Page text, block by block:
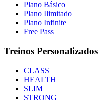
Plano Básico
Plano Ilimitado
Plano Infinite
Free Pass
Treinos Personalizados
CLASS
HEALTH
SLIM
STRONG